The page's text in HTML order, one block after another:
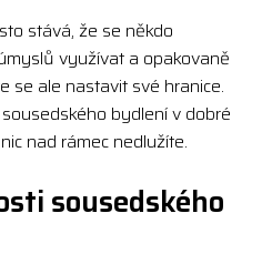
stává, že se někdo
využívat a opakovaně
se ale nastavit své hranice.
bydlení v dobré
nad rámec nedlužíte.
sousedského